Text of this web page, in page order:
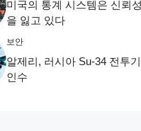
미국의 통계 시스템은 신뢰성
을 잃고 있다
보안
알제리, 러시아 Su-34 전투기
인수